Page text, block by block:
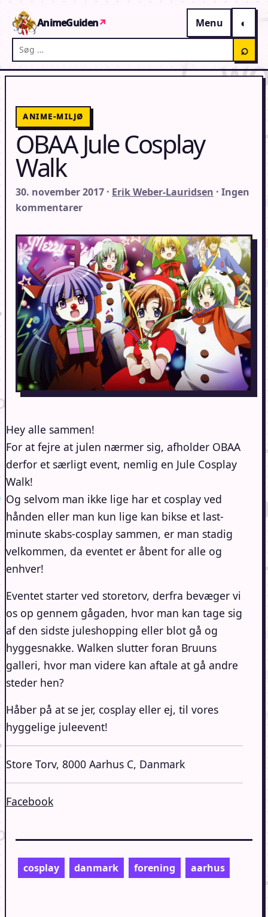
AnimeGuiden↗
Menu
Søg på AnimeGuiden
⌕
ANIME-MILJØ
OBAA Jule Cosplay
Walk
30. november 2017 · Erik Weber-Lauridsen · Ingen
kommentarer
Hey alle sammen!
For at fejre at julen nærmer sig, afholder OBAA
derfor et særligt event, nemlig en Jule Cosplay
Walk!
Og selvom man ikke lige har et cosplay ved
hånden eller man kun lige kan bikse et last-
minute skabs-cosplay sammen, er man stadig
velkommen, da eventet er åbent for alle og
enhver!
Eventet starter ved storetorv, derfra bevæger vi
os op gennem gågaden, hvor man kan tage sig
af den sidste juleshopping eller blot gå og
hyggesnakke. Walken slutter foran Bruuns
galleri, hvor man videre kan aftale at gå andre
steder hen?
Håber på at se jer, cosplay eller ej, til vores
hyggelige juleevent!
Store Torv, 8000 Aarhus C, Danmark
Facebook
cosplay danmark forening aarhus